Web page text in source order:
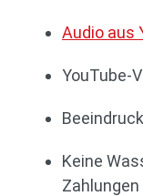
Audio aus
YouTube-
Keine